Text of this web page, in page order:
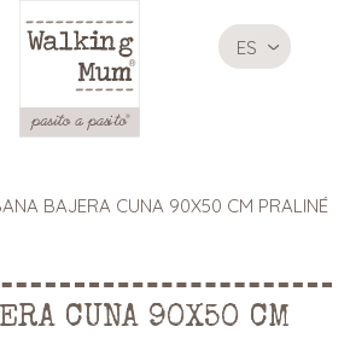
ES
BAJERA CUNA 90X50 CM PRALINÉ
CUNA 90X50 CM